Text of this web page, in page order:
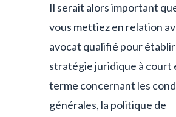
Il serait alors important
vous mettiez en relation
avocat qualifié pour établir
stratégie juridique à court
terme concernant les
générales, la politique de